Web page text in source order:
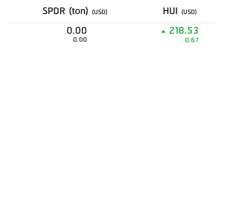
SPDR (ton) (USD) HUI (USD)
0.00
0.00
218.53
0.67